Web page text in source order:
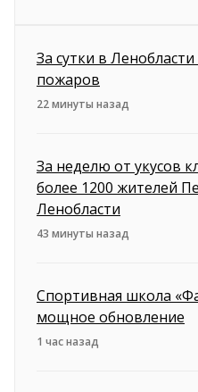
За сутки в
пожаров
22 минуты назад
За неделю от укусов
более 1200 жителей
Ленобласти
43 минуты назад
Спортивная школа
мощное обновление
1 час назад